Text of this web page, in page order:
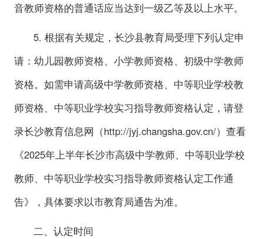
音教师资格的普通话应当达到一级乙等及以上水平。
5. 根据有关规定，长沙县教育局受理下列认定申
请：幼儿园教师资格、小学教师资格、初级中学教师
资格。如需申请高级中学教师资格、中等职业学校教
师资格、中等职业学校实习指导教师资格认定，请登
录长沙教育信息网（http://jyj.changsha.gov.cn/）查看
《2025年上半年长沙市高级中学教师、中等职业学校
教师、中等职业学校实习指导教师资格认定工作通
告》，具体要求以市教育局通告为准。
二、认定时间